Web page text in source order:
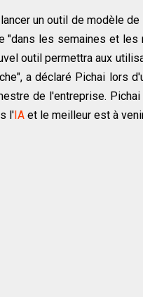
un outil de modèle
"dans les semaines et les
outil permettra aux
a déclaré Pichai lors
de l'entreprise.
l'IA et le meilleur est à